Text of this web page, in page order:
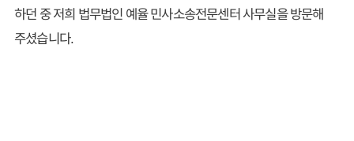
하던 중 저희 법무법인 예율 민사소송전문센터 사무실을 방문해
주셨습니다.